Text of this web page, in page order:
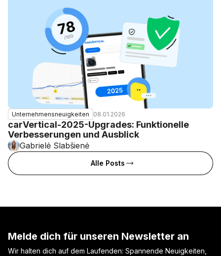
Unternehmensneuigkeiten 08.01.2026
carVertical-2025-Upgrades: Funktionelle
Verbesserungen und Ausblick
Gabrielė Slabšienė
Alle Posts
Melde dich für unseren Newsletter an
Wir halten dich auf dem Laufenden: Spannende Neuigkeiten,